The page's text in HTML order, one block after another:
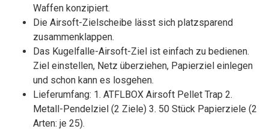
Waffen konzipiert.
Die Airsoft-Zielscheibe lässt sich platzsparend
zusammenklappen.
Das Kugelfalle-Airsoft-Ziel ist einfach zu bedienen.
Ziel einstellen, Netz überziehen, Papierziel einlegen
und schon kann es losgehen.
Lieferumfang: 1. ATFLBOX Airsoft Pellet Trap 2.
Metall-Pendelziel (2 Ziele) 3. 50 Stück Papierziele (2
Arten: je 25).